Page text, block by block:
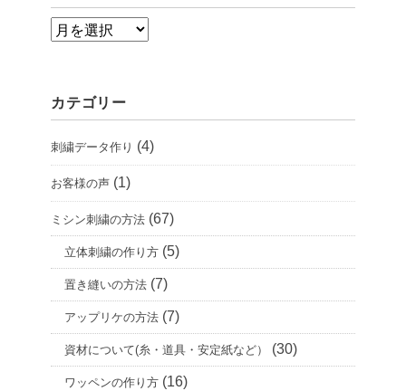
ア
イ
ブ
カテゴリー
刺繍データ作り (4)
お客様の声 (1)
ミシン刺繍の方法 (67)
立体刺繍の作り方 (5)
置き縫いの方法 (7)
アップリケの方法 (7)
資材について(糸・道具・安定紙など） (30)
ワッペンの作り方 (16)